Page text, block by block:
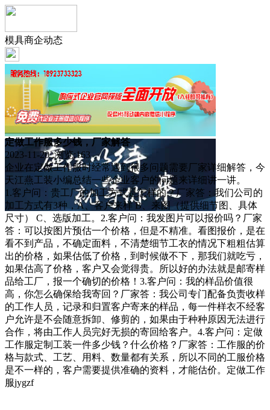
模具商企动态
定做工作服多少钱，厂家解答
2023-11-20 浏览:163
企业在定做工作服时经常遇到很多问题需要厂家详细解答，今
天江燕工装小编总结一些企业客户的问题来详细讲一讲。
1.客户问：贵工厂的加工方式是怎样的？厂家答：我们公司的
加工方式有3种，A、客户来样 B、来图（提供细节图、具体
尺寸） C、选版加工。2.客户问：我发图片可以报价吗？厂家
答：可以按图片预估一个价格，但是不精准。看图报价，是在
看不到产品，不确定面料，不清楚细节工衣的情况下粗粗估算
出的价格，如果估低了价格，到时候做不下，那我们就吃亏，
如果估高了价格，客户又会觉得贵。所以好的办法就是邮寄样
品给工厂，报一个确切的价格！3.客户问：我的样品价值很
高，你怎么确保给我寄回？厂家答：我公司专门配备负责收样
的工作人员，记录和归置客户寄来的样品，每一件样衣不经客
户允许是不会随意拆卸、修剪的，如果由于种种原因无法进行
合作，将由工作人员完好无损的寄回给客户。4.客户问：定做
工作服定制工装一件多少钱？什么价格？厂家答：工作服的价
格与款式、工艺、用料、数量都有关系，所以不同的工服价格
是不一样的，客户需要提供准确的资料，才能估价。定做工作
服jygzf